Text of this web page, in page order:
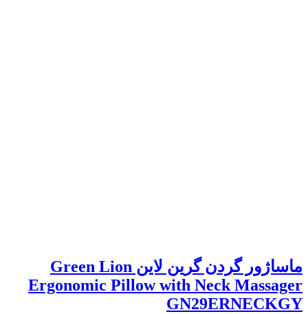
ماساژور گردن گرین لاین Green Lion
Ergonomic Pillow with Neck Massager
GN29ERNECKGY